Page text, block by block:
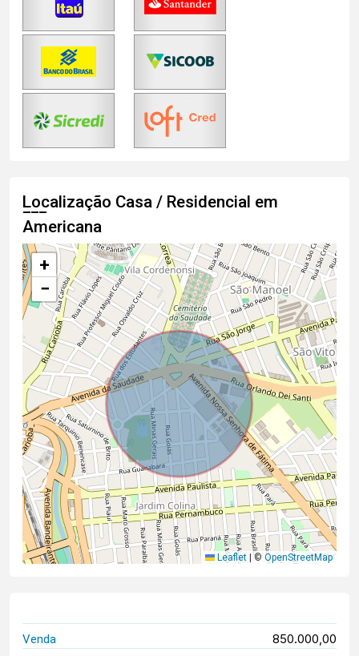
Localização Casa / Residencial em
Americana
+
−
Leaflet © OpenStreetMap
Venda 850.000,00